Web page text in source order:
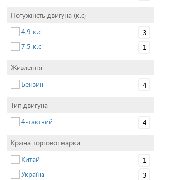
Потужність двигуна (к.с)
4.9 к.с
3
7.5 к.с
1
Живлення
Бензин
4
Тип двигуна
4-тактний
4
Країна торгової марки
Китай
1
Україна
3